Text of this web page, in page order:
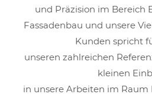
und Präzision im Bereich
Fassadenbau und unsere
Kunden spricht
unseren zahlreichen
kleinen
in unsere Arbeiten im Raum